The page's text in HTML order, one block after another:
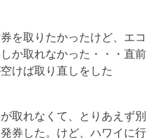
を取りたかったけど、エコ
か取れなかった・・・直前
けば取り直しをした
取れなくて、とりあえず別
券した。けど、ハワイに行